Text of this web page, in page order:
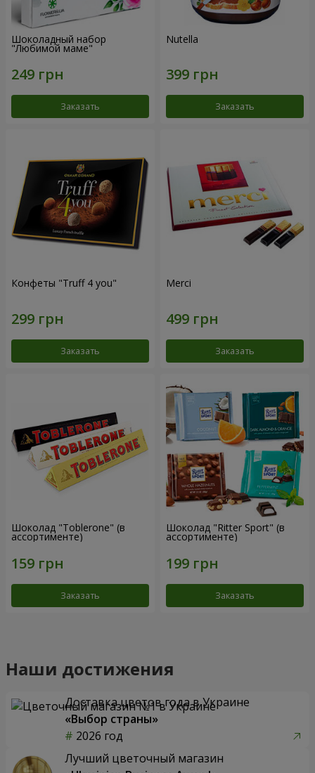
Шоколадный набор
"Любимой маме"
Заказать
Nutella
Заказать
Конфеты "Truff 4 you"
Заказать
Merci
Заказать
Шоколад "Toblerone" (в
ассортименте)
Заказать
Шоколад "Ritter Sport" (в
ассортименте)
Заказать
Наши достижения
Доставка цветов года в Украине
«Выбор страны»
2026 год
Лучший цветочный магазин